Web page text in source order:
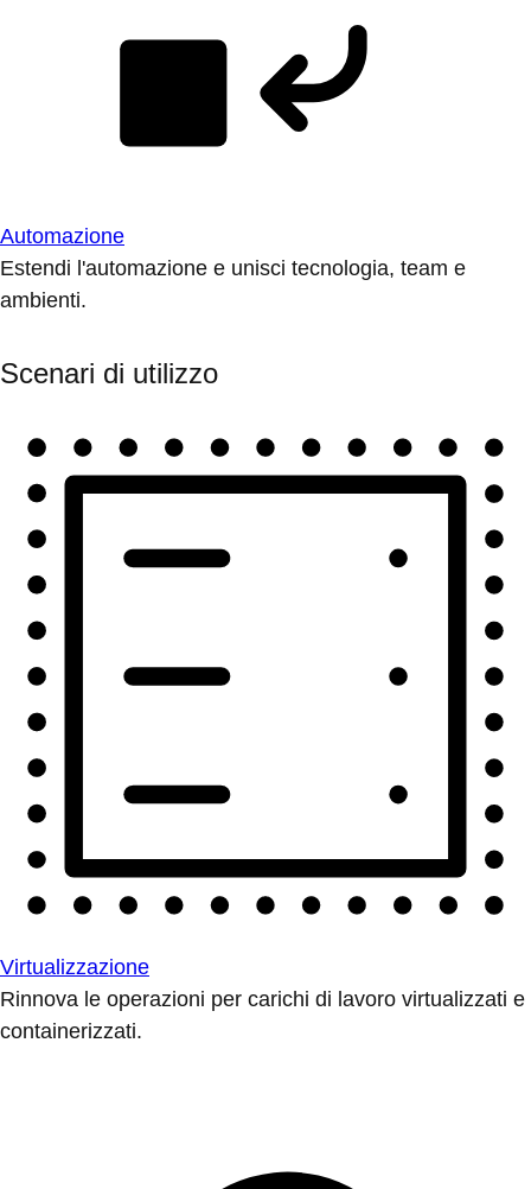
Automazione
Estendi l'automazione e unisci tecnologia, team e
ambienti.
Scenari di utilizzo
Virtualizzazione
Rinnova le operazioni per carichi di lavoro virtualizzati e
containerizzati.